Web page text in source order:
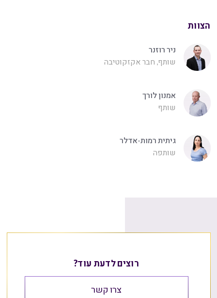
הצוות
ניר רוזנר
שותף, חבר אקזקוטיבה
אמנון לורך
שותף
גיתית רמות-אדלר
שותפה
רוצים לדעת עוד?
צרו קשר